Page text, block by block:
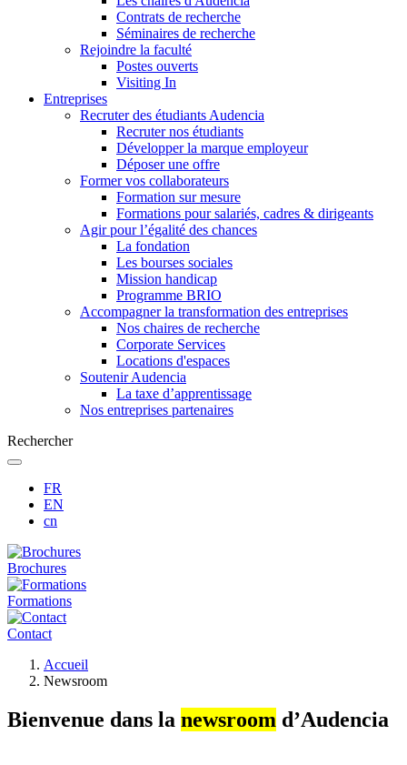
Contrats de recherche
Séminaires de recherche
Rejoindre la faculté
Postes ouverts
Visiting In
Entreprises
Recruter des étudiants Audencia
Recruter nos étudiants
Développer la marque employeur
Déposer une offre
Former vos collaborateurs
Formation sur mesure
Formations pour salariés, cadres & dirigeants
Agir pour l’égalité des chances
La fondation
Les bourses sociales
Mission handicap
Programme BRIO
Accompagner la transformation des entreprises
Nos chaires de recherche
Corporate Services
Locations d'espaces
Soutenir Audencia
La taxe d’apprentissage
Nos entreprises partenaires
Rechercher
FR
EN
cn
Brochures
Formations
Contact
d'Ariane
Accueil
Newsroom
Bienvenue dans la newsroom d’Audencia